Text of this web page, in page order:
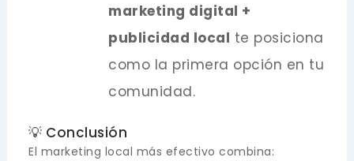
marketing digital +
publicidad local te posiciona
como la primera opción en tu
comunidad.
💡 Conclusión
El marketing local más efectivo combina: